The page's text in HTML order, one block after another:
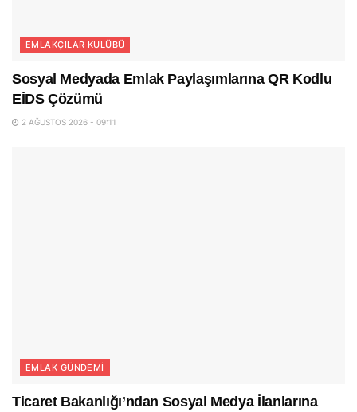
EMLAKÇILAR KULÜBÜ
Sosyal Medyada Emlak Paylaşımlarına QR Kodlu
EİDS Çözümü
2 AĞUSTOS 2026 - 09:11
EMLAK GÜNDEMI
Ticaret Bakanlığı’ndan Sosyal Medya İlanlarına